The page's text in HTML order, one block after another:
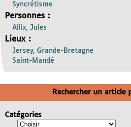
Syncrétisme
Personnes :
Allix, Jules
Lieux :
Jersey, Grande-Bretagne
Saint-Mandé
Rechercher un article
Catégories